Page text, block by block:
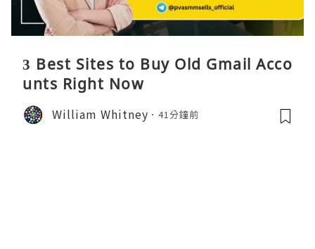
3 Best Sites to Buy Old Gmail Acco
unts Right Now
William Whitney 41分鐘前